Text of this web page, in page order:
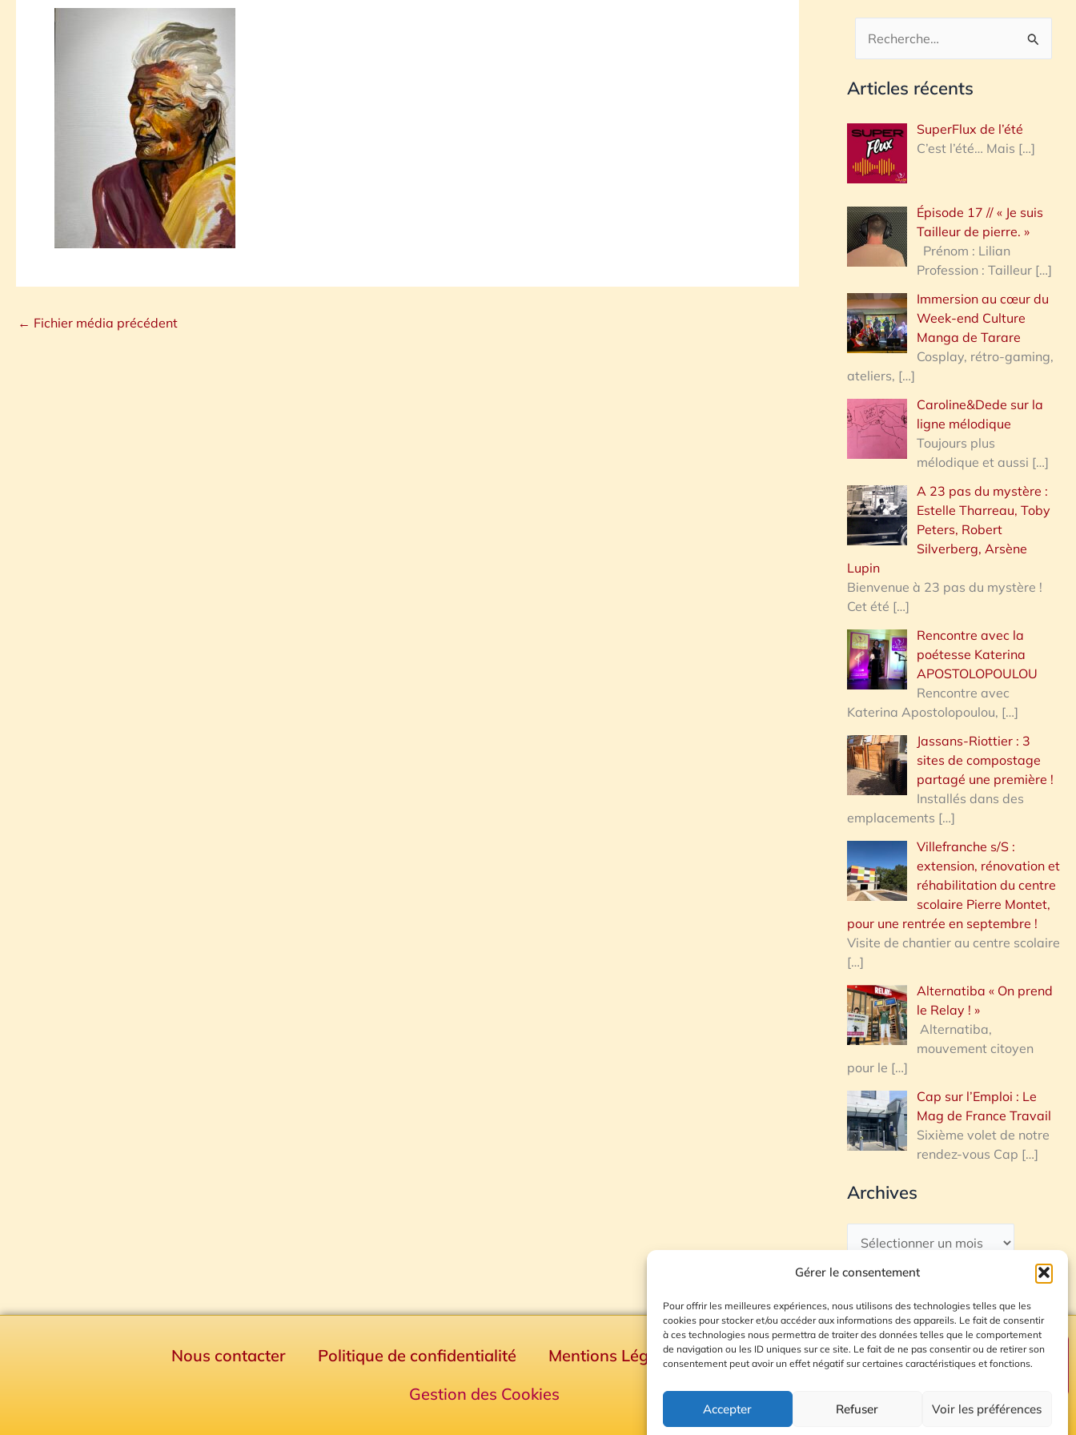
Gérer le consentement
Pour offrir les meilleures expériences, nous utilisons des technologies telles que les
cookies pour stocker et/ou accéder aux informations des appareils. Le fait de consentir
à ces technologies nous permettra de traiter des données telles que le comportement
de navigation ou les ID uniques sur ce site. Le fait de ne pas consentir ou de retirer son
consentement peut avoir un effet négatif sur certaines caractéristiques et fonctions.
Accepter Refuser Voir les préférences
← Fichier média précédent
c
h
r
h
e
:
Articles récents
SuperFlux de l’été
C’est l’été… Mais […]
Épisode 17 // « Je suis
Tailleur de pierre. »
Prénom : Lilian
Profession : Tailleur […]
Immersion au cœur du
Week-end Culture
Manga de Tarare
Cosplay, rétro-gaming,
ateliers, […]
Caroline&Dede sur la
ligne mélodique
Toujours plus
mélodique et aussi […]
A 23 pas du mystère :
Estelle Tharreau, Toby
Peters, Robert
Silverberg, Arsène
Lupin
Bienvenue à 23 pas du mystère !
Cet été […]
Rencontre avec la
poétesse Katerina
APOSTOLOPOULOU
Rencontre avec
Katerina Apostolopoulou, […]
Jassans-Riottier : 3
sites de compostage
partagé une première !
Installés dans des
emplacements […]
Villefranche s/S :
extension, rénovation et
réhabilitation du centre
scolaire Pierre Montet,
pour une rentrée en septembre !
Visite de chantier au centre scolaire
[…]
Alternatiba « On prend
le Relay ! »
Alternatiba,
mouvement citoyen
pour le […]
Cap sur l’Emploi : Le
Mag de France Travail
Sixième volet de notre
rendez-vous Cap […]
Archives
Nous contacter Politique de confidentialité Mentions Légales
Plan du site
Gestion des Cookies